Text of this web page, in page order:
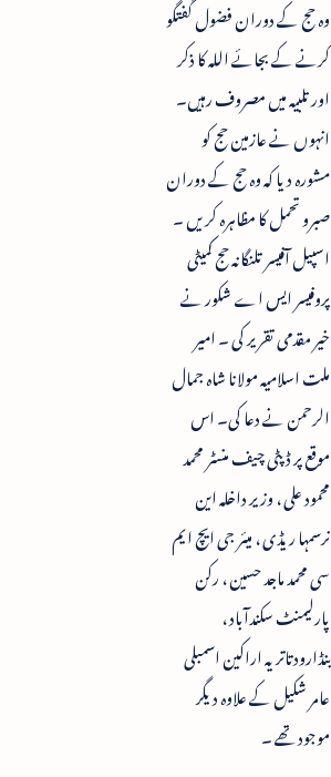
وہ حج کے دوران فضول گفتگو
کرنے کے بجائے اللہ کا ذکر
اور تلبیہ میں مصروف رہیں۔
انہوں نے عازمین حج کو
مشورہ دیا کہ وہ حج کے دوران
صبرو تحمل کا مظاہرہ کریں ۔
اسپیل آفیسر تلنگانہ حج کمیٹی
پروفیسر ایس اے شکور نے
خیر مقدمی تقریر کی ۔ امیر
ملت اسلامیہ مولانا شاہ جمال
الرحمن نے دعا کی۔ اس
موقع پر ڈپٹی چیف منسٹر محمد
محمود علی ، وزیر داخلہ این
نرسمہا ریڈی ، میئر جی ایچ ایم
سی محمد ماجد حسین ، رکن
پارلیمنٹ سکندآباد ،
بنڈارودتاتریہ اراکین اسمبلی
عامر شکیل کے علاوہ دیگر
موجود تھے ۔